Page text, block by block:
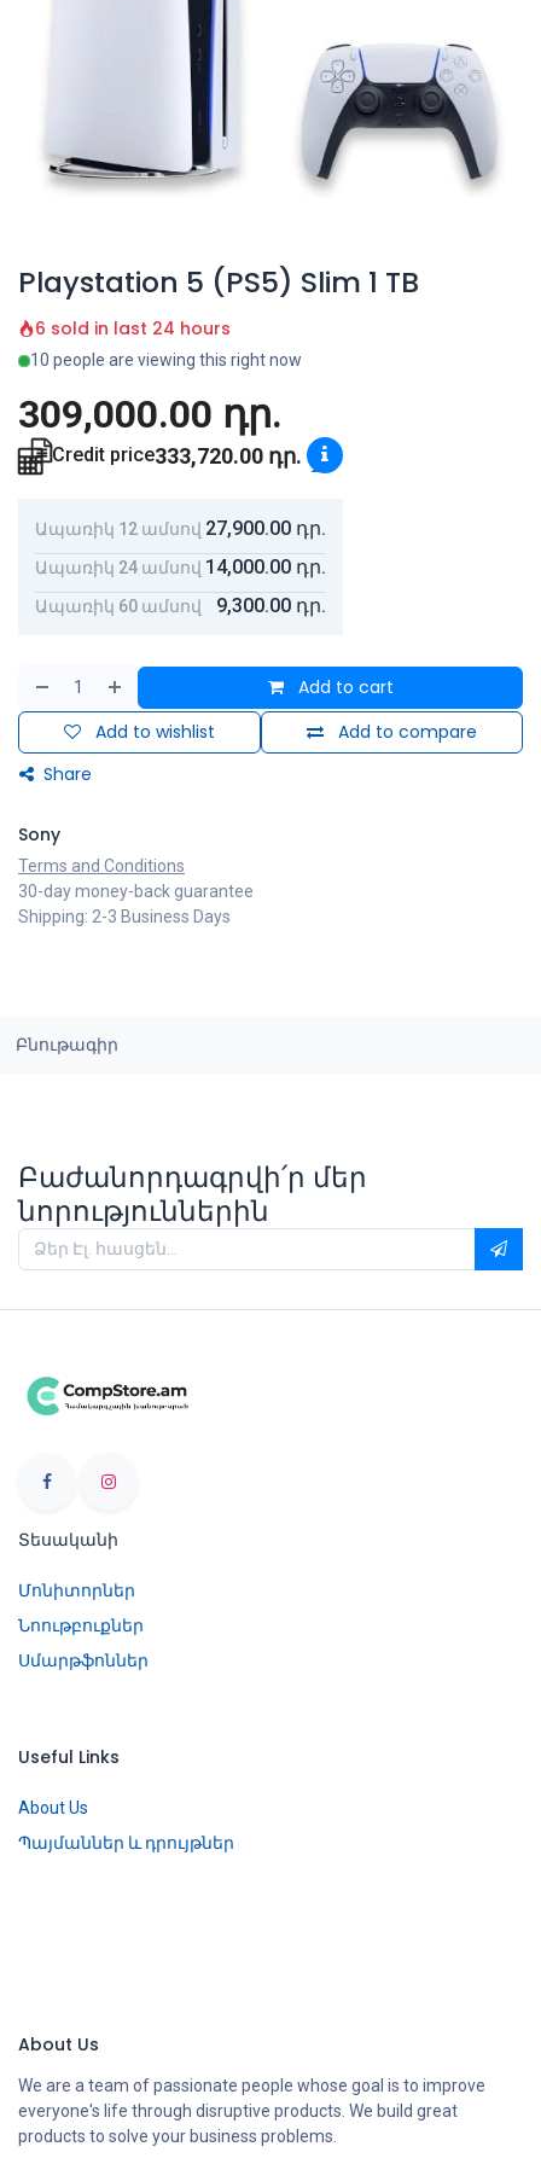
Playstation 5 (PS5) Slim 1 TB
6 sold in last 24 hours
10 people are viewing this right now
309,000.00 դր.
Credit price333,720.00 դր.
Ապառիկ 12 ամսով 27,900.00 դր.
Ապառիկ 24 ամսով 14,000.00 դր.
Ապառիկ 60 ամսով 9,300.00 դր.
Add to cart
Add to compare
Add to wishlist
Share
Sony
Terms and Conditions
30-day money-back guarantee
Shipping: 2-3 Business Days
Բնութագիր
Բաժանորդագրվի՛ր մեր
նորություններին
Տեսականի
Մոնիտորներ
Նոութբուքներ
Սմարթֆոններ
Useful Links
About Us
Պայմաններ և դրույթներ
About Us
We are a team of passionate people whose goal is to improve
everyone's life through disruptive products. We build great
products to solve your business problems.